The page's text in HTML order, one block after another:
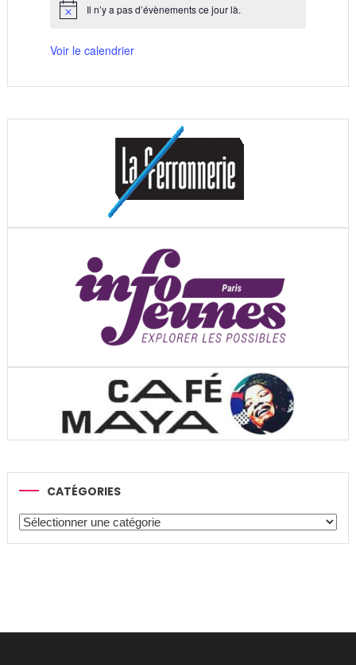
Notice Il n’y a pas d’évènements ce jour là.
Voir le calendrier
CATÉGORIES
Catégories